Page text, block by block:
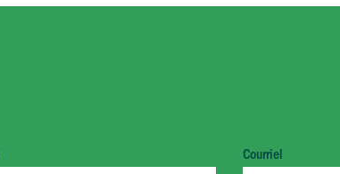
Courriel